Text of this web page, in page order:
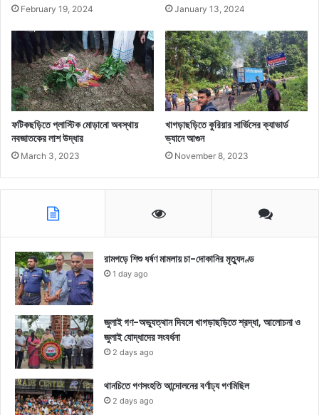
February 19, 2024 January 13, 2024
ফটিকছড়িতে প্লাস্টিক মোড়ানো অবস্থায়
নবজাতকের লাশ উদ্ধার
March 3, 2023
খাগড়াছড়িতে কুরিয়ার সার্ভিসের ক্যাভার্ড
ভ্যানে আগুন
November 8, 2023
রামগড়ে শিশু ধর্ষণ মামলায় চা-দোকানির মৃত্যুদণ্ড
1 day ago
জুলাই গণ-অভ্যুত্থান দিবসে খাগড়াছড়িতে শ্রদ্ধা, আলোচনা ও
জুলাই যোদ্ধাদের সংবর্ধনা
2 days ago
থানচিতে গণসংহতি আন্দোলনের বর্ণাঢ্য গণমিছিল
2 days ago